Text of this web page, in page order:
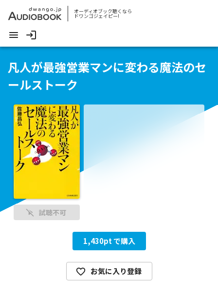
オーディオブック聴くなら
ドワンゴジェイピー!
凡人が最強営業マンに変わる魔法のセ
ールストーク
試聴不可
1,430pt で購入
お気に入り登録